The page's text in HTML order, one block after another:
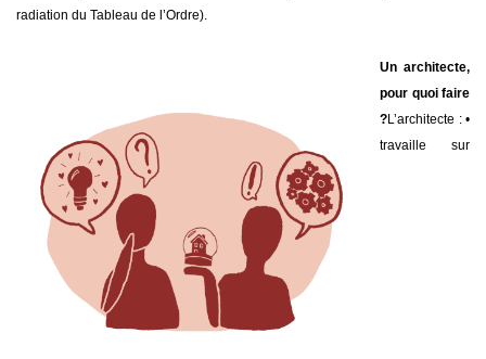
radiation du Tableau de l’Ordre).
Un architecte,
pour quoi faire
?L’architecte : •
travaille sur